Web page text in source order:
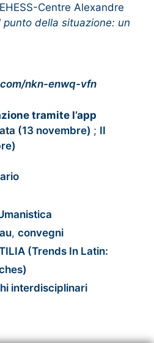
Centre Alexandre
della situazione: un
nkn-enwq-vfn
tramite l’app
(13 novembre) ; II
ario
,convegni
(Trends In Latin:
interdisciplinari